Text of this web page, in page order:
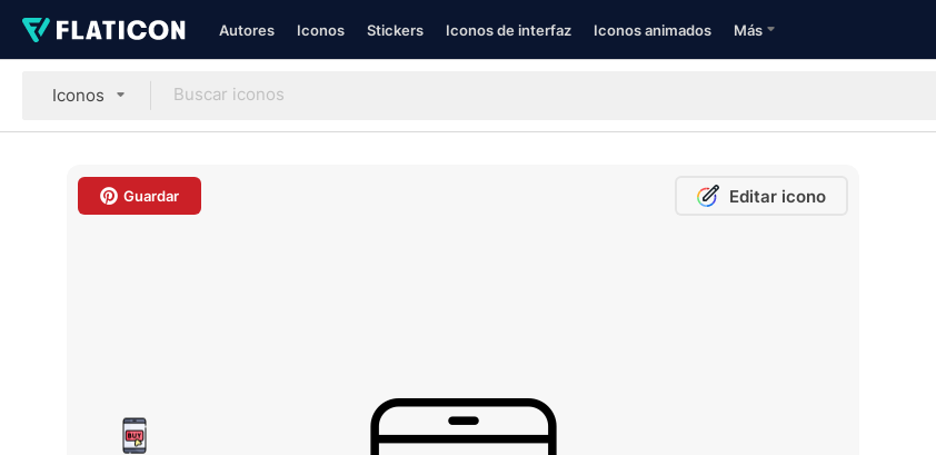
Autores Iconos Stickers Iconos de interfaz Iconos animados Más
Iconos
Guardar Editar icono